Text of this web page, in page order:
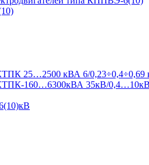
25…2500 кВА 6/0,23÷0,4÷0,69
160…6300кВА 35кВ/